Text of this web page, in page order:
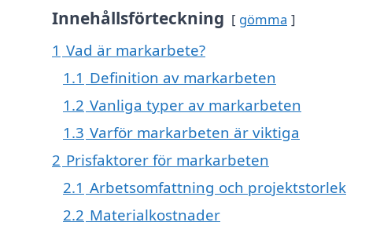
Innehållsförteckning gömma
1 Vad är markarbete?
1.1 Definition av markarbeten
1.2 Vanliga typer av markarbeten
1.3 Varför markarbeten är viktiga
2 Prisfaktorer för markarbeten
2.1 Arbetsomfattning och projektstorlek
2.2 Materialkostnader